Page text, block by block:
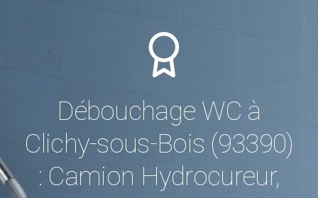
Débouchage WC à
Clichy-sous-Bois (93390)
: Camion Hydrocureur,